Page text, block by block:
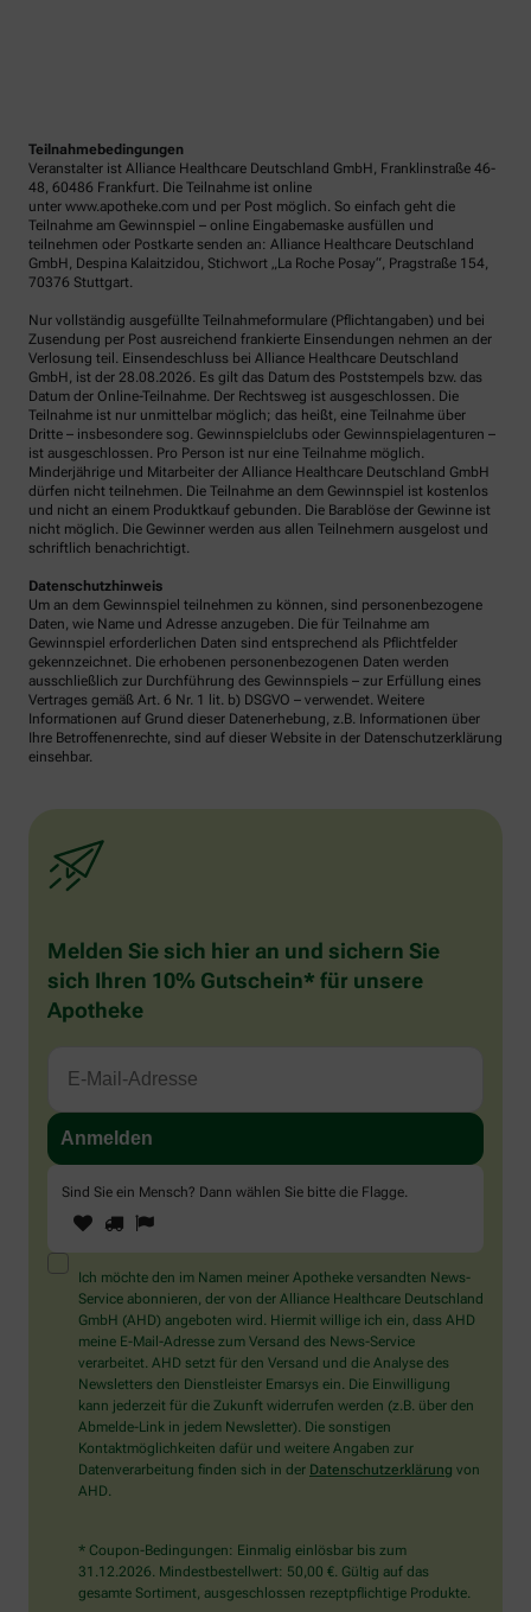
Teilnahmebedingungen
Veranstalter ist Alliance Healthcare Deutschland GmbH, Franklinstraße 46-
48, 60486 Frankfurt. Die Teilnahme ist online
unter www.apotheke.com und per Post möglich. So einfach geht die
Teilnahme am Gewinnspiel – online Eingabemaske ausfüllen und
teilnehmen oder Postkarte senden an: Alliance Healthcare Deutschland
GmbH, Despina Kalaitzidou, Stichwort „La Roche Posay“, Pragstraße 154,
70376 Stuttgart.
Nur vollständig ausgefüllte Teilnahmeformulare (Pflichtangaben) und bei
Zusendung per Post ausreichend frankierte Einsendungen nehmen an der
Verlosung teil. Einsendeschluss bei Alliance Healthcare Deutschland
GmbH, ist der 28.08.2026. Es gilt das Datum des Poststempels bzw. das
Datum der Online-Teilnahme. Der Rechtsweg ist ausgeschlossen. Die
Teilnahme ist nur unmittelbar möglich; das heißt, eine Teilnahme über
Dritte – insbesondere sog. Gewinnspielclubs oder Gewinnspielagenturen –
ist ausgeschlossen. Pro Person ist nur eine Teilnahme möglich.
Minderjährige und Mitarbeiter der Alliance Healthcare Deutschland GmbH
dürfen nicht teilnehmen. Die Teilnahme an dem Gewinnspiel ist kostenlos
und nicht an einem Produktkauf gebunden. Die Barablöse der Gewinne ist
nicht möglich. Die Gewinner werden aus allen Teilnehmern ausgelost und
schriftlich benachrichtigt.
Datenschutzhinweis
Um an dem Gewinnspiel teilnehmen zu können, sind personenbezogene
Daten, wie Name und Adresse anzugeben. Die für Teilnahme am
Gewinnspiel erforderlichen Daten sind entsprechend als Pflichtfelder
gekennzeichnet. Die erhobenen personenbezogenen Daten werden
ausschließlich zur Durchführung des Gewinnspiels – zur Erfüllung eines
Vertrages gemäß Art. 6 Nr. 1 lit. b) DSGVO – verwendet. Weitere
Informationen auf Grund dieser Datenerhebung, z.B. Informationen über
Ihre Betroffenenrechte, sind auf dieser Website in der Datenschutzerklärung
einsehbar.
Melden Sie sich hier an und sichern Sie
sich Ihren 10% Gutschein* für unsere
Apotheke
Sind Sie ein Mensch? Dann wählen Sie bitte die Flagge.
Sind
Sie
ein
Mensch?
Dann
wählen
Sie
bitte
die
Flagge.
1 2
Ich möchte den im Namen meiner Apotheke versandten News-
Service abonnieren, der von der Alliance Healthcare Deutschland
GmbH (AHD) angeboten wird. Hiermit willige ich ein, dass AHD
meine E-Mail-Adresse zum Versand des News-Service
verarbeitet. AHD setzt für den Versand und die Analyse des
Newsletters den Dienstleister Emarsys ein. Die Einwilligung
kann jederzeit für die Zukunft widerrufen werden (z.B. über den
Abmelde-Link in jedem Newsletter). Die sonstigen
Kontaktmöglichkeiten dafür und weitere Angaben zur
Datenverarbeitung finden sich in der Datenschutzerklärung von
AHD.
* Coupon-Bedingungen: Einmalig einlösbar bis zum
31.12.2026. Mindestbestellwert: 50,00 €. Gültig auf das
gesamte Sortiment, ausgeschlossen rezeptpflichtige Produkte.